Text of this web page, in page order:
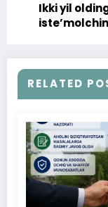
Ikki yil
RELATED